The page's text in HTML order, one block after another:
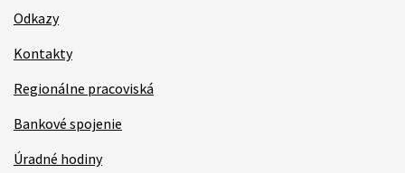
Odkazy
Kontakty
Regionálne pracoviská
Bankové spojenie
Úradné hodiny